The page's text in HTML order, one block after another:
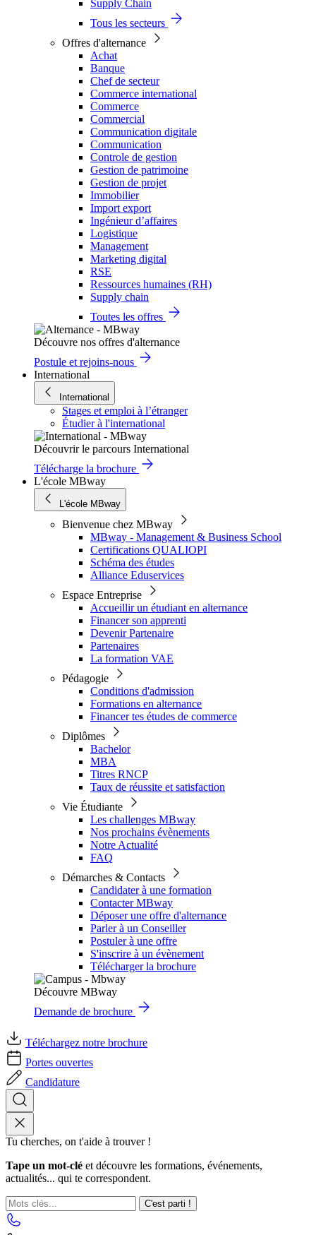
Supply Chain
Tous les secteurs
Offres d'alternance
Achat
Banque
Chef de secteur
Commerce international
Commerce
Commercial
Communication digitale
Communication
Controle de gestion
Gestion de patrimoine
Gestion de projet
Immobilier
Import export
Ingénieur d’affaires
Logistique
Management
Marketing digital
RSE
Ressources humaines (RH)
Supply chain
Toutes les offres
Découvre nos offres d'alternance
Postule et rejoins-nous
International
International
Stages et emploi à l’étranger
Étudier à l'international
Découvrir le parcours International
Télécharge la brochure
L'école MBway
L'école MBway
Bienvenue chez MBway
MBway - Management & Business School
Certifications QUALIOPI
Schéma des études
Alliance Eduservices
Espace Entreprise
Accueillir un étudiant en alternance
Financer son apprenti
Devenir Partenaire
Partenaires
La formation VAE
Pédagogie
Conditions d'admission
Formations en alternance
Financer tes études de commerce
Diplômes
Bachelor
MBA
Titres RNCP
Taux de réussite et satisfaction
Vie Étudiante
Les challenges MBway
Nos prochains évènements
Notre Actualité
FAQ
Démarches & Contacts
Candidater à une formation
Contacter MBway
Déposer une offre d'alternance
Parler à un Conseiller
Postuler à une offre
S'inscrire à un évènement
Télécharger la brochure
Découvre MBway
Demande de brochure
Téléchargez notre brochure
Portes ouvertes
Candidature
Tu cherches, on t'aide à trouver !
Tape un mot-clé et découvre les formations, événements,
actualités... qui te correspondent.
C'est parti !